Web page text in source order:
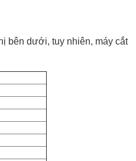
bên dưới, tuy nhiên, máy cắt